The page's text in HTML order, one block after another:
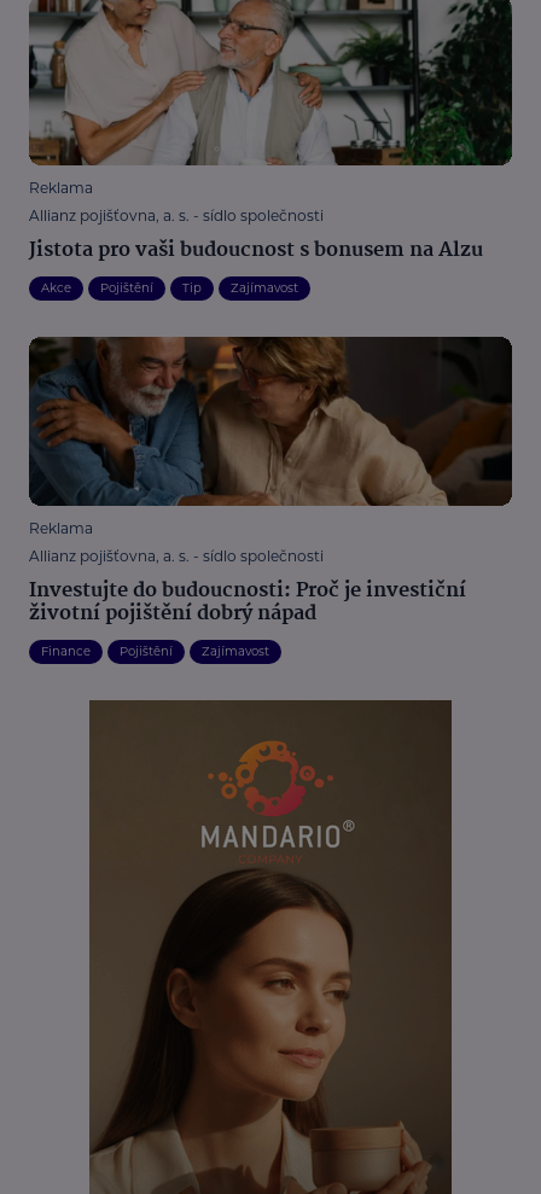
Reklama
Allianz pojišťovna, a. s. - sídlo společnosti
Jistota pro vaši budoucnost s bonusem na Alzu
Akce Pojištění Tip Zajímavost
Reklama
Allianz pojišťovna, a. s. - sídlo společnosti
Investujte do budoucnosti: Proč je investiční
životní pojištění dobrý nápad
Finance Pojištění Zajímavost